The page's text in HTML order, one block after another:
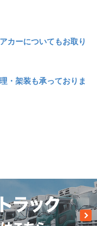
カーについてもお取り
・架装も承っておりま